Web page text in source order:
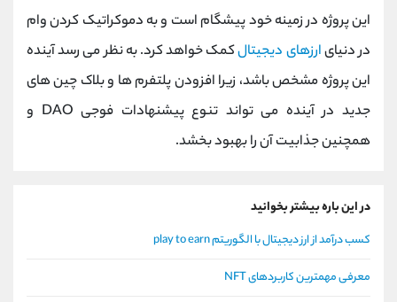
این پروژه در زمینه خود پیشگام است و به دموکراتیک کردن وام
در دنیایارزهای دیجیتالکمک خواهد کرد. به نظر می رسد آینده
این پروژه مشخص باشد، زیرا افزودن پلتفرم ها و بلاک چین های
جدید در آینده می تواند تنوع پیشنهادات فوجی DAO و
همچنین جذابیت آن را بهبود بخشد.
در این باره بیشتر بخوانید
کسب درآمد از ارز دیجیتال با الگوریتم play to earn
معرفی مهمترین کاربردهای NFT